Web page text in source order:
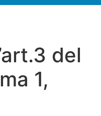
del
1,